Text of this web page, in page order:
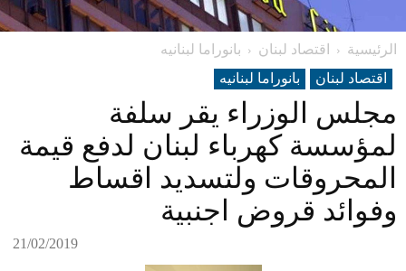
الرئيسية اقتصاد لبنان
بانوراما لبنانیه
اقتصاد لبنان
بانوراما لبنانیه
مجلس الوزراء يقر سلفة
لمؤسسة كهرباء لبنان لدفع قيمة
المحروقات ولتسديد اقساط
وفوائد قروض اجنبية
21/02/2019